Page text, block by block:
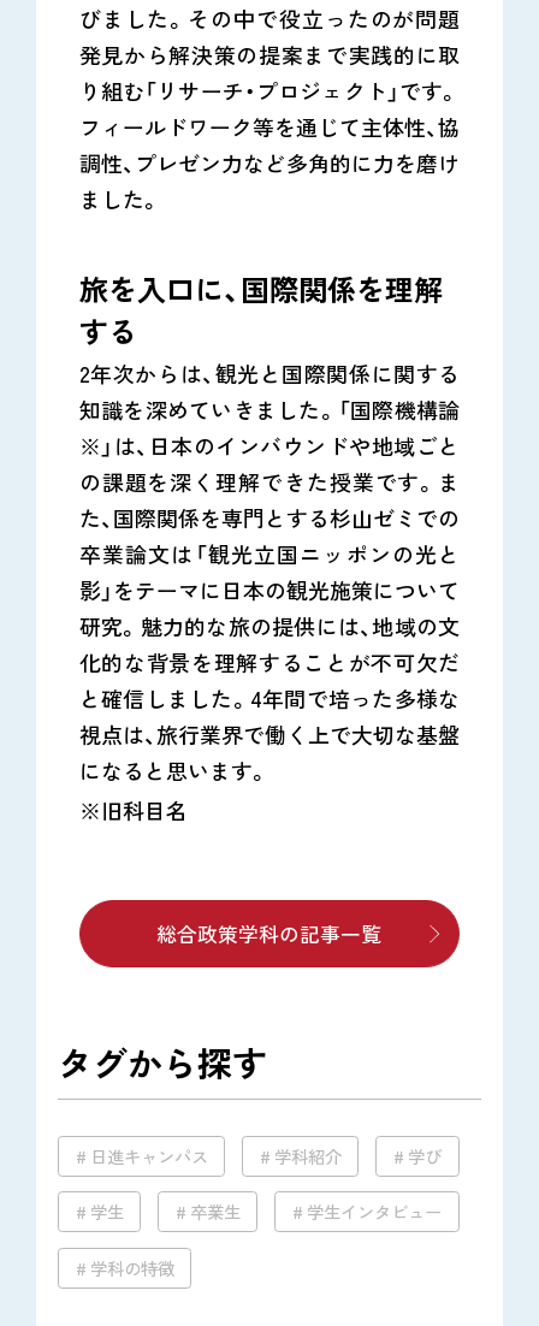
びました。その中で役立ったのが問題
発見から解決策の提案まで実践的に取
り組む「リサーチ・プロジェクト」です。
フィールドワーク等を通じて主体性、協
調性、プレゼン力など多角的に力を磨け
ました。
旅を入口に、国際関係を理解
する
2年次からは、観光と国際関係に関する
知識を深めていきました。「国際機構論
※」は、日本のインバウンドや地域ごと
の課題を深く理解できた授業です。ま
た、国際関係を専門とする杉山ゼミでの
卒業論文は「観光立国ニッポンの光と
影」をテーマに日本の観光施策について
研究。魅力的な旅の提供には、地域の文
化的な背景を理解することが不可欠だ
と確信しました。4年間で培った多様な
視点は、旅行業界で働く上で大切な基盤
になると思います。
※旧科目名
総合政策学科の記事一覧
タグから探す
日進キャンパス 学科紹介 学び
学生 卒業生 学生インタビュー
学科の特徴